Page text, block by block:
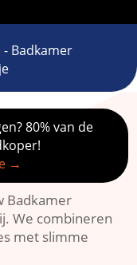
- Badkamer
80% van de
→
Badkamer
We combineren
met slimme